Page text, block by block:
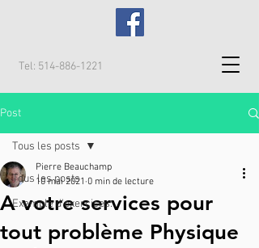
Tel: 514-886-1221
Post
Tous les posts
Exemple d'exercices:
Tous les posts
A votre services pour
tout problème Physique
Pierre Beauchamp
10 mai 2021 0 min de lecture